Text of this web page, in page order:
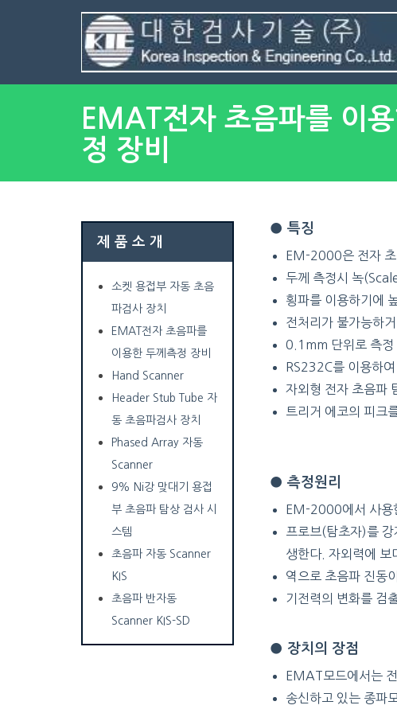
EMAT전자 초음파를 이
정 장비
제 품 소 개
소켓 용접부 자동 초음
파검사 장치
EMAT전자 초음파를
이용한 두께측정 장비
Hand Scanner
Header Stub Tube 자
동 초음파검사 장치
Phased Array 자동
Scanner
9% Ni강 맞대기 용접
부 초음파 탐상 검사 시
스템
초음파 자동 Scanner
KIS
초음파 반자동
Scanner KIS-SD
● 특징
EM-2000은 전자
두께 측정시 녹
횡파를 이용하기에
전처리가 불가능하
0.1mm 단위로 측정
RS232C를 이용하
자외형 전자 초음파
트리거 에코의 피크
● 측정원리
EM-2000에서 사용
프로브(탐초자)를
생한다. 자외력에 보
역으로 초음파 진동
기전력의 변화를 검
● 장치의 장점
EMAT모드에서는
송신하고 있는 종파